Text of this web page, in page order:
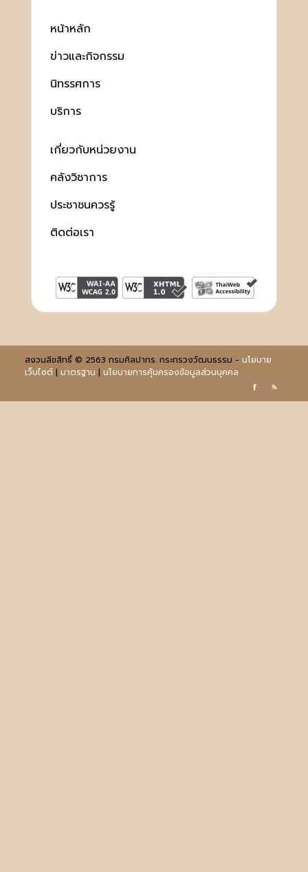
หน้าหลัก
ข่าวและกิจกรรม
นิทรรศการ
บริการ
เกี่ยวกับหน่วยงาน
คลังวิชาการ
ประชาชนควรรู้
ติดต่อเรา
สงวนลิขสิทธิ์ © 2563 กรมศิลปากร. กระทรวงวัฒนธรรม - นโยบาย
เว็บไซต์| มาตรฐาน | นโยบายการคุ้มครองข้อมูลส่วนบุคคล